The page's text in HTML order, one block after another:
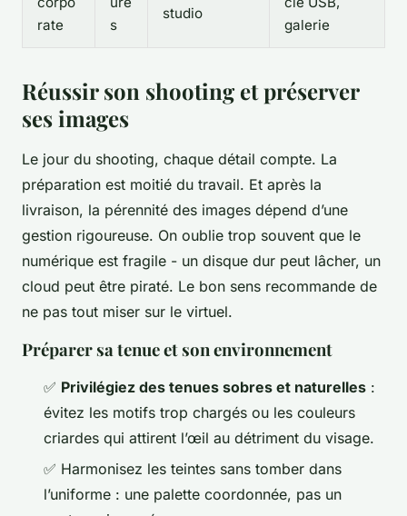
rate
s
studio
galerie
Réussir son shooting et préserver
ses images
Le jour du shooting, chaque détail compte. La
préparation est moitié du travail. Et après la
livraison, la pérennité des images dépend d’une
gestion rigoureuse. On oublie trop souvent que le
numérique est fragile - un disque dur peut lâcher, un
cloud peut être piraté. Le bon sens recommande de
ne pas tout miser sur le virtuel.
Préparer sa tenue et son environnement
✅ Privilégiez des tenues sobres et naturelles :
évitez les motifs trop chargés ou les couleurs
criardes qui attirent l’œil au détriment du visage.
✅ Harmonisez les teintes sans tomber dans
l’uniforme : une palette coordonnée, pas un